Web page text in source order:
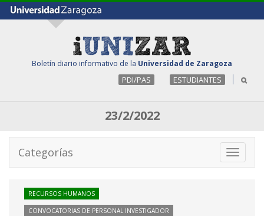
Boletín diario informativo de la Universidad de Zaragoza
PDI/PAS ESTUDIANTES
23/2/2022
Toggle
Categorías
RECURSOS HUMANOS
CONVOCATORIAS DE PERSONAL INVESTIGADOR